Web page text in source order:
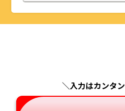
山形県
千葉県
福井県
岐阜県
京都府
奈良県
島根県
山口県
福岡県
熊本県
＼入力はカンタン